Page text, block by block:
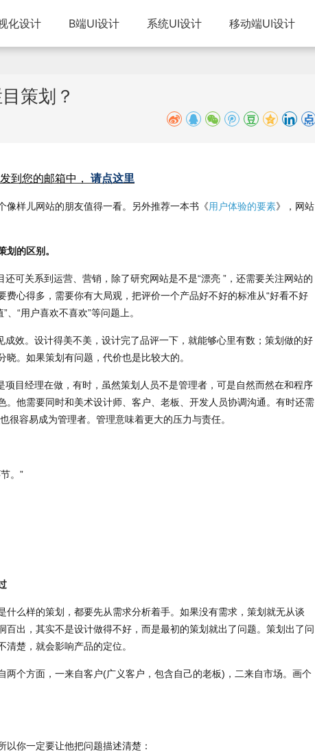
化设计 B端UI设计 系统UI设计 移动端UI设计
策划？
到您的邮箱中， 请点这里
像样儿网站的朋友值得一看。另外推荐一本书《用户体验的要素》，网站
的区别。
可关系到运营、营销，除了研究网站是不是“漂亮 ”，还需要关注网站的
费心得多，需要你有大局观，把评价一个产品好不好的标准从“好看不好
、“用户喜欢不喜欢”等问题上。
效。设计得美不美，设计完了品评一下，就能够心里有数；策划做的好
。如果策划有问题，代价也是比较大的。
目经理在做，有时，虽然策划人员不是管理者，可是自然而然在和程序
。他需要同时和美术设计师、客户、老板、开发人员协调沟通。有时还需
容易成为管理者。管理意味着更大的压力与责任。
。”
什么样的策划，都要先从需求分析着手。如果没有需求，策划就无从谈
百出，其实不是设计做得不好，而是最初的策划就出了问题。策划出了问
楚，就会影响产品的定位。
两个方面，一来自客户(广义客户，包含自己的老板)，二来自市场。画个
你一定要让他把问题描述清楚：